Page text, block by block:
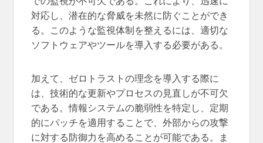
対応し、潜在的な脅威を未然に防ぐことができ
る。このような監視体制を整えるには、適切な
ソフトウェアやツールを導入する必要がある。
加えて、ゼロトラストの理念を導入する際に
は、技術的な更新やプロセスの見直しが不可欠
である。情報システムの脆弱性を特定し、定期
的にパッチを適用することで、外部からの攻撃
に対する防御力を高めることが可能である。ま